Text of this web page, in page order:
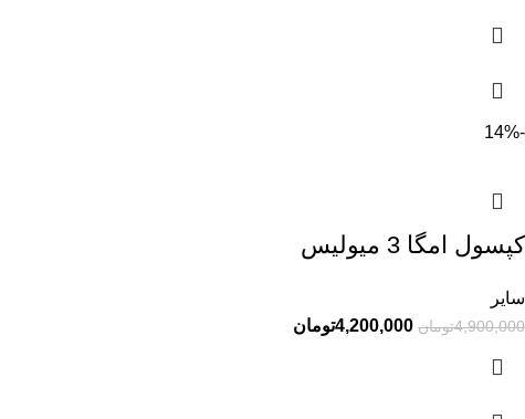
-14%
کپسول امگا 3 میولیس
سایر
4,900,000تومان 4,200,000تومان